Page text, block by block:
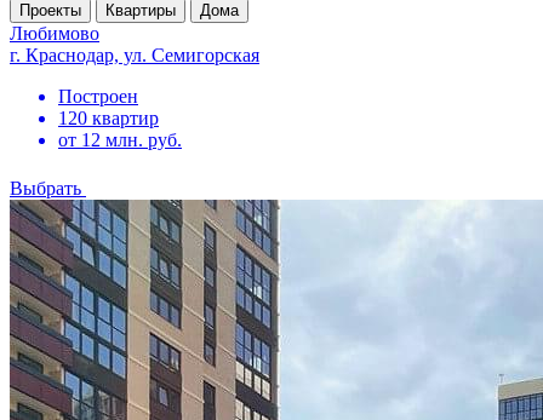
Проекты Квартиры Дома
Любимово
г. Краснодар, ул. Семигорская
Построен
120 квартир
от 12 млн. руб.
Выбрать